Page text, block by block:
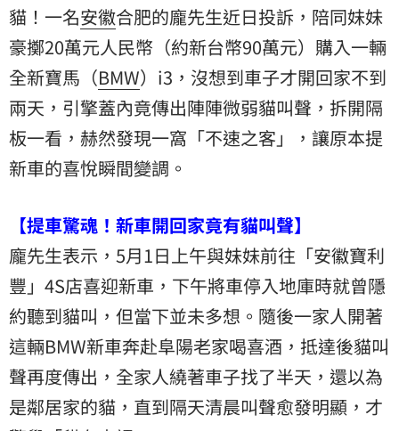
貓 ！一名安徽合肥的龐先生近日投訴，陪同妹妹
豪擲20萬元人民幣（約新台幣90萬元）購入一輛
全新寶馬（BMW）i3，沒想到車子才開回家不到
兩天，引擎蓋內竟傳出陣陣微弱貓叫聲，拆開隔
板一看，赫然發現一窩「不速之客」，讓原本提
新車的喜悅瞬間變調。
【提車驚魂！新車開回家竟有貓叫聲】
龐先生表示，5月1日上午與妹妹前往「安徽寶利
豐」4S店喜迎新車，下午將車停入地庫時就曾隱
約聽到貓叫，但當下並未多想。隨後一家人開著
這輛BMW新車奔赴阜陽老家喝喜酒，抵達後貓叫
聲再度傳出，全家人繞著車子找了半天，還以為
是鄰居家的貓，直到隔天清晨叫聲愈發明顯，才